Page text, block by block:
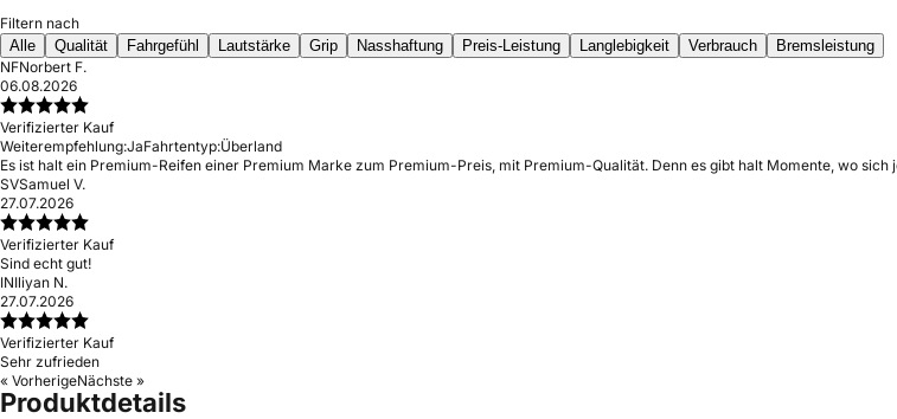
Filtern nach
Alle
Qualität Fahrgefühl Lautstärke Grip Nasshaftung Preis-Leistung Langlebigkeit Verbrauch
Bremsleistung
NFNorbert F.
06.08.2026
Verifizierter Kauf
Weiterempfehlung:JaFahrtentyp:Überland
Es ist halt ein Premium-Reifen einer Premium Marke zum Premium-Preis, mit Premium-Qualität. Denn es gibt halt Momente, wo
SVSamuel V.
27.07.2026
Verifizierter Kauf
Sind echt gut!
INIliyan N.
27.07.2026
Verifizierter Kauf
Sehr zufrieden
« VorherigeNächste »
Produktdetails